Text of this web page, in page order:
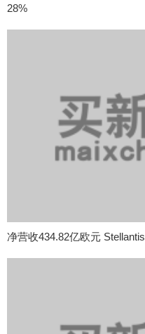
28%
净营收434.82亿欧元